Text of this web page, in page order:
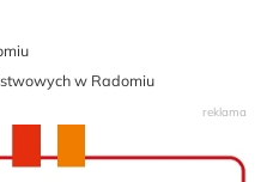
w Radomiu